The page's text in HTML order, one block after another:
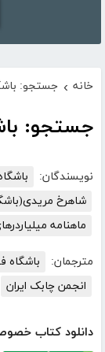
خانه › جستجو:
جستجو:
نویسندگان:
شاهرخ
ماهنامه
مترجمان: باشگاه
انجمن چابک ایران
دانلود کتاب